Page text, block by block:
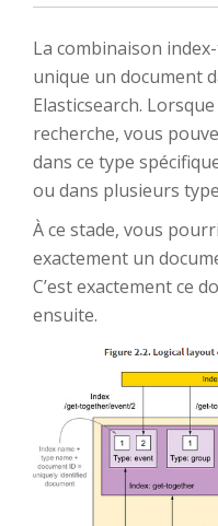
La combinaison
unique un document
Elasticsearch.
recherche, vous
dans ce type
ou dans plusieurs
À ce stade, vous
exactement un
C’est exactement ce
ensuite.